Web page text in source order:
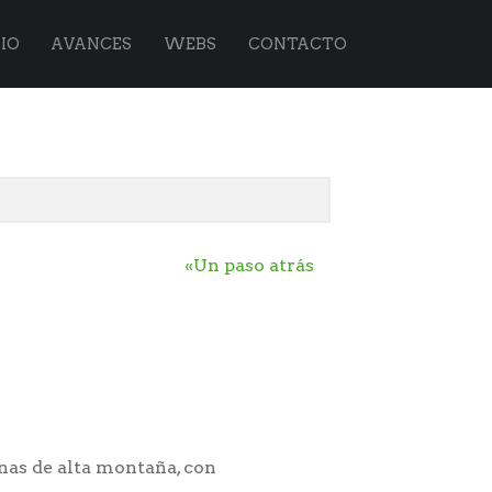
AVANCES WEBS CONTACTO
«Un paso atrás
de alta montaña, con